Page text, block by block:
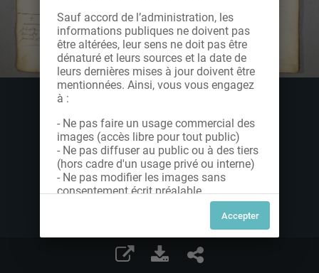
Sauf accord de l’administration, les
informations publiques ne doivent pas
être altérées, leur sens ne doit pas être
dénaturé et leurs sources et la date de
leurs dernières mises à jour doivent être
mentionnées. Ainsi, vous vous engagez
à :
- Ne pas faire un usage commercial des
images (accès libre pour tout public)
- Ne pas diffuser au public ou à des tiers
(hors cadre d'un usage privé ou interne)
- Ne pas modifier les images sans
consentement écrit préalable
Dans le cas contraire, nous vous invitons
à nous contacter afin de solliciter le type
de Licence souhaitée parmi celles
proposées et le cas échéant, acquitter